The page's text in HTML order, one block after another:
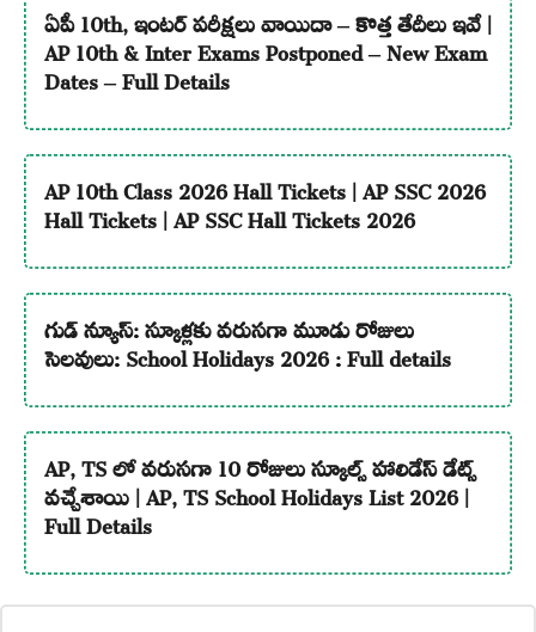
ఏపీ 10th, ఇంటర్ పరీక్షలు వాయిదా – కొత్త తేదీలు ఇవే |
AP 10th & Inter Exams Postponed – New Exam
Dates – Full Details
AP 10th Class 2026 Hall Tickets | AP SSC 2026
Hall Tickets | AP SSC Hall Tickets 2026
గుడ్ న్యూస్: స్కూళ్లకు వరుసగా మూడు రోజులు
సెలవులు: School Holidays 2026 : Full details
AP, TS లో వరుసగా 10 రోజులు స్కూల్స్ హాలిడేస్ డేట్స్
వచ్చేశాయి | AP, TS School Holidays List 2026 |
Full Details